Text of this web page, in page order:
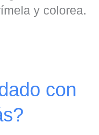
y colorea.
con